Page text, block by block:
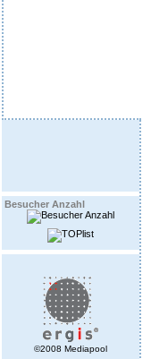
Besucher Anzahl
©2008 Mediapool